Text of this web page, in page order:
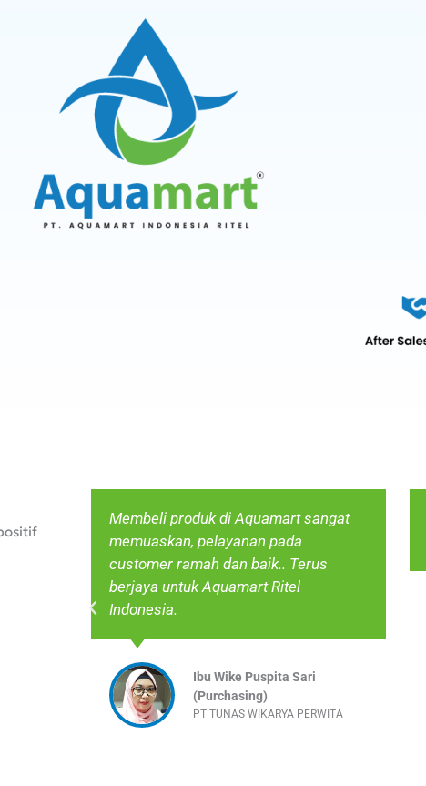
Membeli produk di Aquamart sangat
memuaskan, pelayanan pada
customer ramah dan baik.. Terus
berjaya untuk Aquamart Ritel
Indonesia.
Ibu Wike Puspita Sari
(Purchasing)
PT TUNAS WIKARYA PERWITA